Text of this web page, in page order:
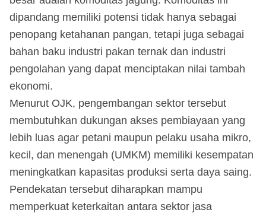
dipandang memiliki potensi tidak hanya sebagai
penopang ketahanan pangan, tetapi juga sebagai
bahan baku industri pakan ternak dan industri
pengolahan yang dapat menciptakan nilai tambah
ekonomi.
Menurut OJK, pengembangan sektor tersebut
membutuhkan dukungan akses pembiayaan yang
lebih luas agar petani maupun pelaku usaha mikro,
kecil, dan menengah (UMKM) memiliki kesempatan
meningkatkan kapasitas produksi serta daya saing.
Pendekatan tersebut diharapkan mampu
memperkuat keterkaitan antara sektor jasa